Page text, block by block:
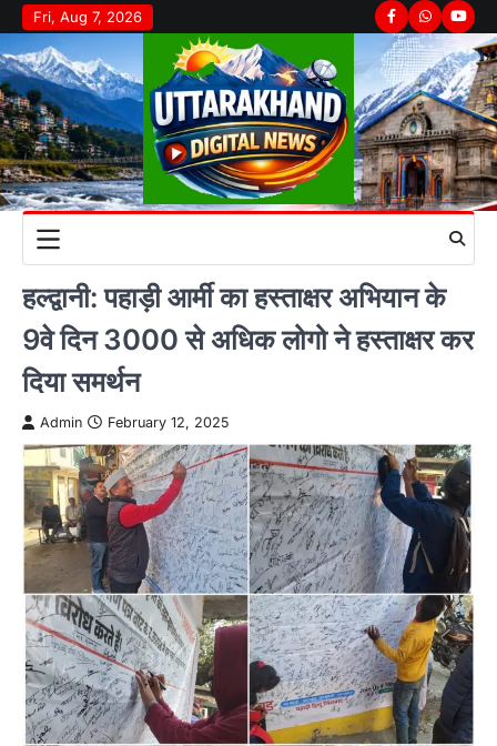
Skip
to
content
Fri, Aug 7, 2026 Facebook
Whatsapp
हल्द्वानी: पहाड़ी आर्मी का हस्ताक्षर अभियान के
9वे दिन 3000 से अधिक लोगो ने हस्ताक्षर कर
दिया समर्थन
Admin February 12, 2025